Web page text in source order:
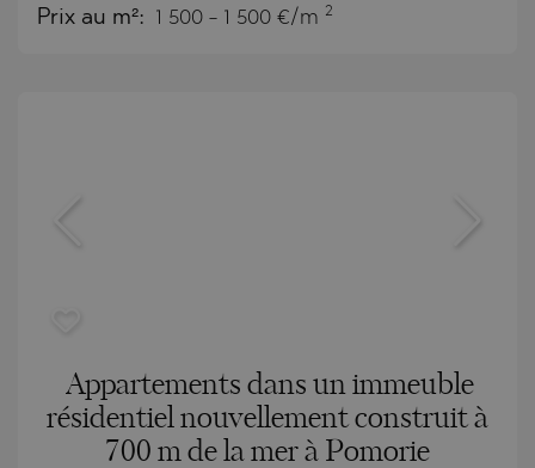
Prix au m²: 1 500 - 1 500 €/m 2
Appartements dans un immeuble
résidentiel nouvellement construit à
700 m de la mer à Pomorie